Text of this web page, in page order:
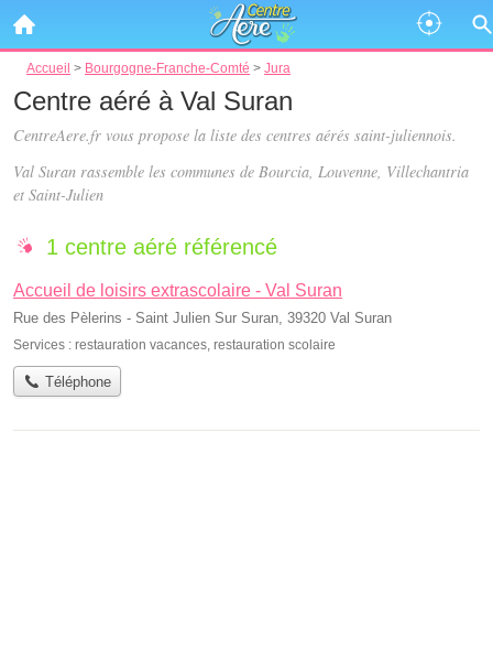
Accueil > Bourgogne-Franche-Comté > Jura
Centre aéré à Val Suran
CentreAere.fr vous propose la liste des centres aérés saint-juliennois.
Val Suran rassemble les communes de Bourcia, Louvenne, Villechantria
et Saint-Julien
1 centre aéré référencé
Accueil de loisirs extrascolaire - Val Suran
Rue des Pèlerins - Saint Julien Sur Suran, 39320 Val Suran
Services : restauration vacances, restauration scolaire
Téléphone